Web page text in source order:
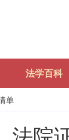
法学百科
单